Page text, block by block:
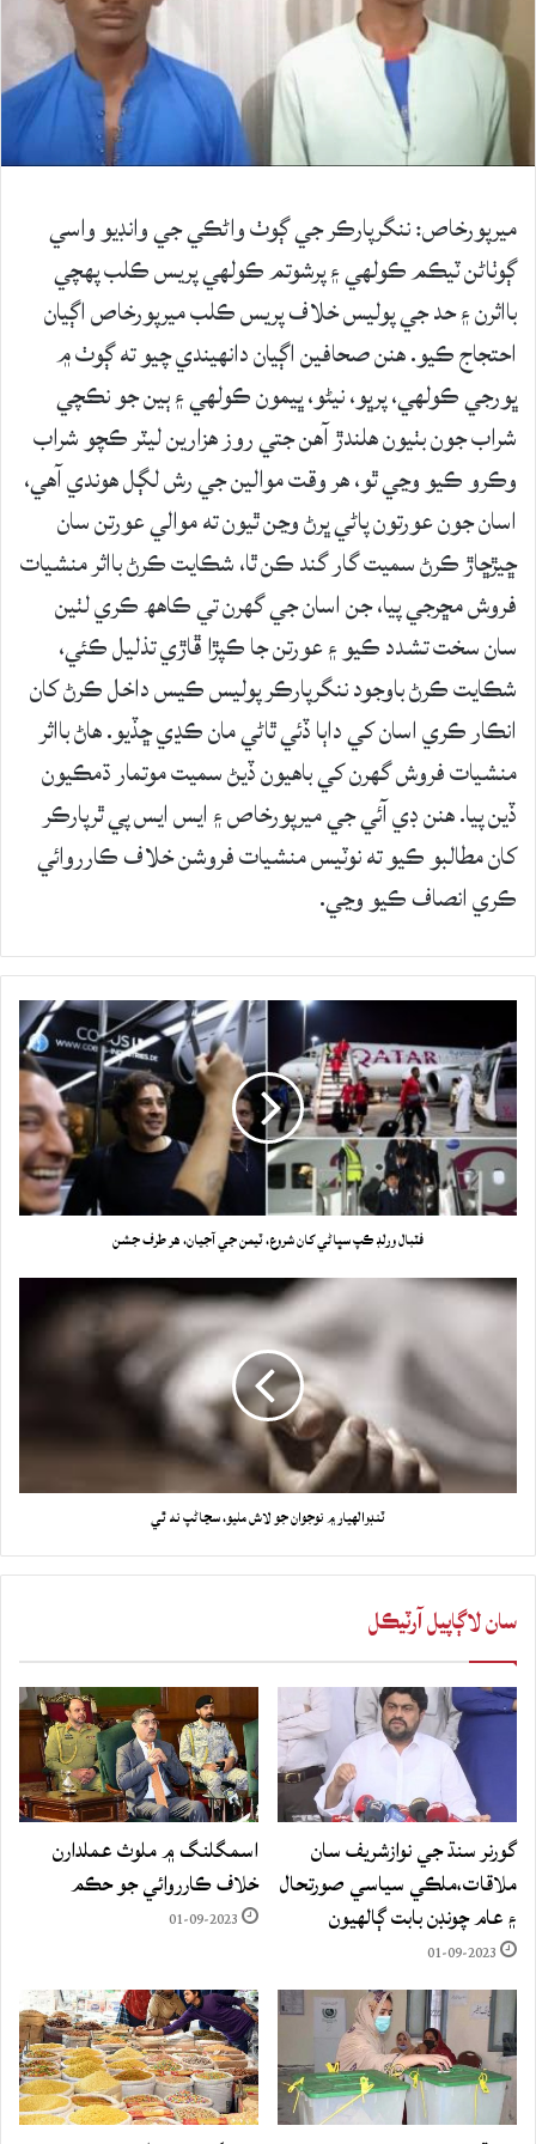
ميرپورخاص: ننگرپارڪر جي ڳوٺ واڻڪي جي وانڊيو واسي
ڳوٺاڻن ٽيڪم ڪولھي ۽ پرشوتم ڪولھي پريس ڪلب پھچي
بااثرن ۽ حد جي پوليس خلاف پريس ڪلب ميرپورخاص اڳيان
احتجاج ڪيو. هنن صحافين اڳيان دانهيندي چيو ته ڳوٺ ۾
ڀورجي ڪولھي، پرڀو، نيڻو، ڀيمون ڪولھي ۽ ٻين جو نڪچي
شراب جون بٺيون ھلندڙ آھن جتي روز ھزارين ليٽر ڪچو شراب
وڪرو ڪيو وڃي ٿو، ھر وقت موالين جي رش لڳل ھوندي آھي،
اسان جون عورتون پاڻي ڀرڻ وڃن ٿيون ته موالي عورتن سان
ڇيڙڇاڙ ڪرڻ سميت گار گند ڪن ٿا، شڪايت ڪرڻ بااثر منشيات
فروش مڇرجي پيا، جن اسان جي گھرن تي ڪاهھ ڪري لٺين
سان سخت تشدد ڪيو ۽ عورتن جا ڪپڙا ڦاڙي تذليل ڪئي،
شڪايت ڪرڻ باوجود ننگرپارڪر پوليس ڪيس داخل ڪرڻ کان
انڪار ڪري اسان کي داٻا ڏئي ٿاڻي مان ڪڍي ڇڏيو. هاڻ بااثر
منشيات فروش گھرن کي باھيون ڏيڻ سميت موتمار ڌمڪيون
ڏين پيا. ھنن ڊي آئي جي ميرپورخاص ۽ ايس ايس پي ٿرپارڪر
کان مطالبو ڪيو ته نوٽيس منشيات فروشن خلاف ڪارروائي
ڪري انصاف ڪيو وڃي.
فٽبال ورلڊ ڪپ سڀاڻي کان شروع، ٽيمن جي آجيان، هر طرف جشن
ٽنڊوالهيار ۾ نوجوان جو لاش مليو، سڃاڻپ نه ٿي
سان لاڳاپيل آرٽيڪل
گورنر سنڌ جي نوازشريف سان
ملاقات،ملڪي سياسي صورتحال
۽ عام چونڊن بابت ڳالهيون
01-09-2023
اسمگلنگ ۾ ملوث عملدارن
خلاف ڪارروائي جو حڪم
01-09-2023